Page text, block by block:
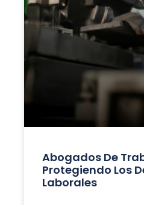
Abogados De
Protegiendo Los
Laborales